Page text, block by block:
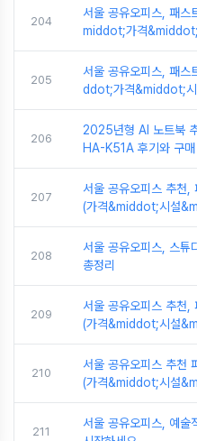
204
서울 공유오피스, 패스
middot;가격&middot;
205
서울 공유오피스, 패스
ddot;가격&middot;
206
2025년형 AI 노트북
HA-K51A 후기와 구매
207
서울 공유오피스 추천,
(가격&middot;시설
208
서울 공유오피스, 스튜
총정리
209
서울 공유오피스 추천,
(가격&middot;시설
210
서울 공유오피스 추천
(가격&middot;시설
211
서울 공유오피스, 예술